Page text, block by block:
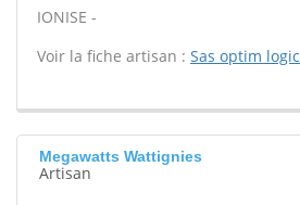
IONISE -
Voir la fiche artisan : Sas optim logic
Megawatts Wattignies
Artisan